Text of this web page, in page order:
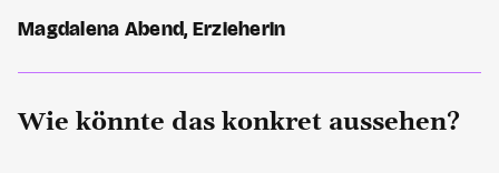
Magdalena Abend, Erzieherin
Wie könnte das konkret aussehen?